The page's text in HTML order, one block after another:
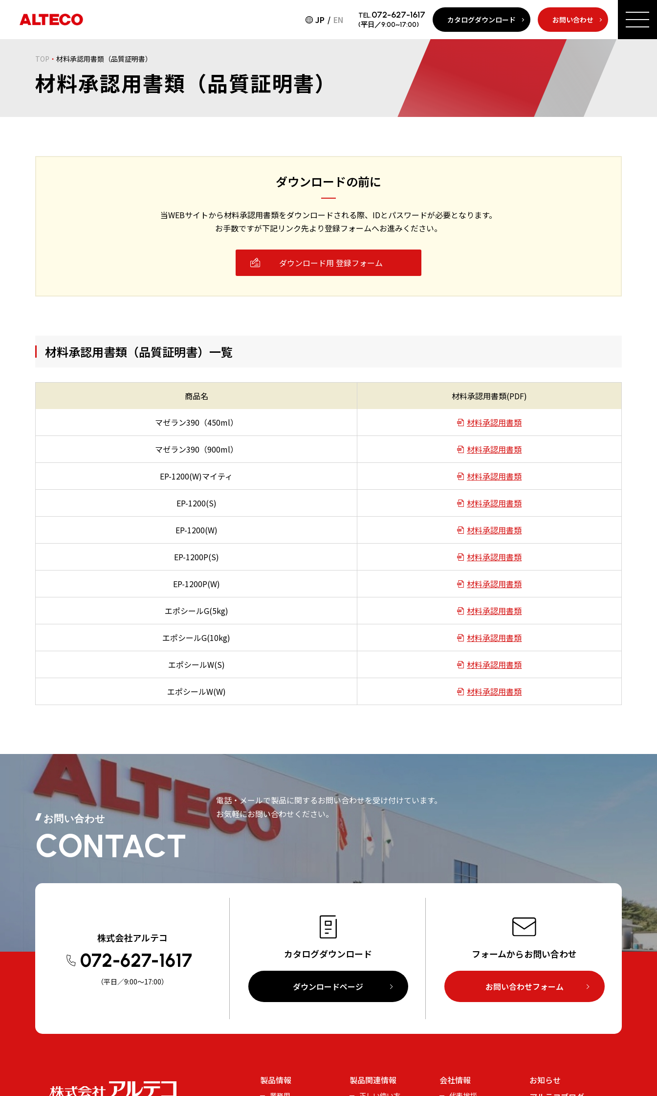
JP EN TEL.072-627-1617
(平日／9:00~17:00)
カタログダウンロード お問い合わせ
TOP 材料承認用書類（品質証明書）
材料承認用書類（品質証明書）
ダウンロードの前に
当WEBサイトから材料承認用書類をダウンロードされる際、IDとパスワードが必要となります。
お手数ですが下記リンク先より登録フォームへお進みください。
ダウンロード用 登録フォーム
材料承認用書類（品質証明書）一覧
商品名 材料承認用書類(PDF)
マゼラン390（450ml） 材料承認用書類
マゼラン390（900ml） 材料承認用書類
EP-1200(W)マイティ 材料承認用書類
EP-1200(S) 材料承認用書類
EP-1200(W) 材料承認用書類
EP-1200P(S) 材料承認用書類
EP-1200P(W) 材料承認用書類
エポシールG(5kg) 材料承認用書類
エポシールG(10kg) 材料承認用書類
エポシールW(S) 材料承認用書類
エポシールW(W) 材料承認用書類
お問い合わせ
CONTACT
電話・メールで製品に関するお問い合わせを受け付けています。
お気軽にお問い合わせください。
株式会社アルテコ
072-627-1617
（平日／9:00～17:00）
カタログダウンロード
ダウンロードページ
フォームからお問い合わせ
お問い合わせフォーム
製品情報 製品関連情報 会社情報
お知らせ